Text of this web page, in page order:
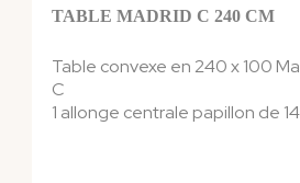
TABLE MADRID C 240 CM
Table convexe en 240 x 100
C
1 allonge centrale papillon de